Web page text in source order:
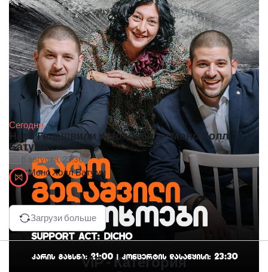
Сегодня
Нато Гелашвили и Чохоеби — Моно Холл
Батуми
6 августа, 23:30
Моно Холл Батуми
Загрузи больше
VIP - Категория